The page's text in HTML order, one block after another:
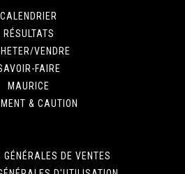
CALENDRIER
RÉSULTATS
VENDRE
FAIRE
MAURICE
& CAUTION
GÉNÉRALES DE VENTES